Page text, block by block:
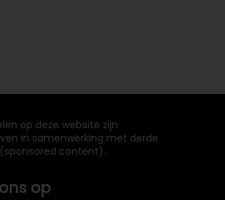
op deze website zijn
in samenwerking met derde
content).
op